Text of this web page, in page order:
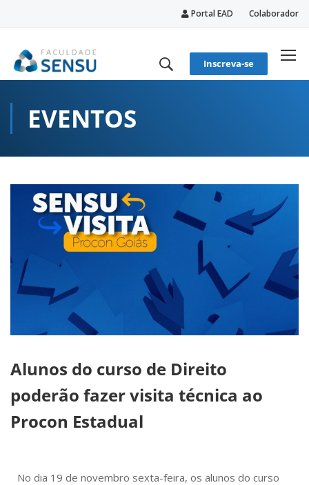
Portal EAD Colaborador
Inscreva-se
EVENTOS
Alunos do curso de Direito
poderão fazer visita técnica ao
Procon Estadual
No dia 19 de novembro sexta-feira, os alunos do curso